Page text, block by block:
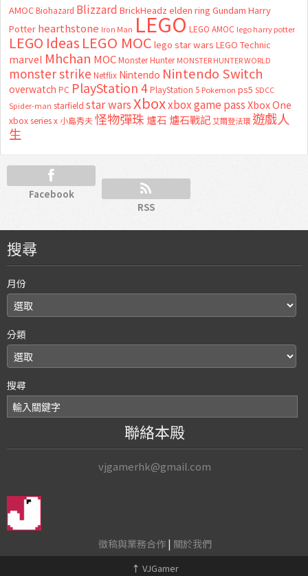
AMOC Biohazard Blizzard BrickHeadz elden ring Gundam Harry
Potter hearthstone Iron Man LEGO LEGO AMOC lego harry potter
LEGO Ideas LEGO MOC lego star wars LEGO Technic
marvel Mhchan MOC Monster Hunter MONSTER HUNTER WORLD
monster strike Netflix Nintendo Nintendo Switch
overwatch PC PlayStation 4 PlayStation 5 Pokemon ps5 SDCC
Spider-man starfield star warsXboxxbox game passXbox One
xbox series x 小島秀夫怪物彈珠 爐石 爐石戰記艾爾登法環 遊戲人
生
Facebook
RSS
搜尋
月份
分類
搜尋
聯絡本殿
vjgamerhk@gmail.com
徵稿與業務合作| 關於我們
↑ VJGamer